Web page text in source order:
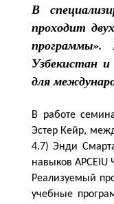
В
проходит
программы».
Узбекистан и
для
В работе
Эстер Кейр,
4.7) Энди
навыков
Реализуемый
учебные